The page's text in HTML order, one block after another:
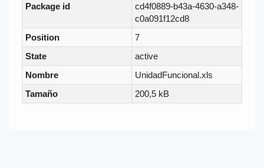
Package id
cd4f0889-b43a-4630-a348-
c0a091f12cd8
Position
7
State
active
Nombre
UnidadFuncional.xls
Tamaño
200,5 kB